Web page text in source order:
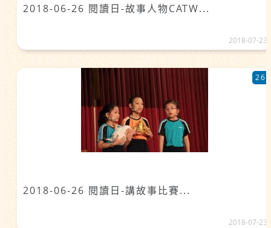
2018-06-26 閱讀日-故事人物CATW...
2018-07-23
2018-06-26 閱讀日-講故事比賽...
26
2018-07-23